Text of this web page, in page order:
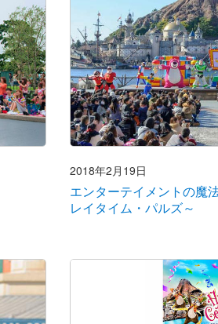
2018年2月19日
エンターテイメントの魔
レイタイム・パルズ～